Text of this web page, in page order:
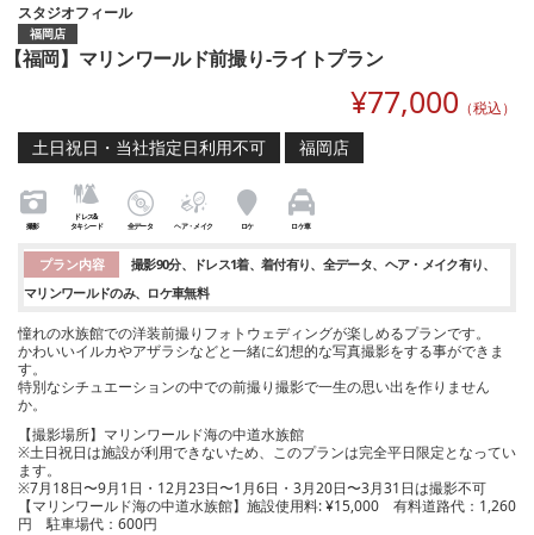
スタジオフィール
福岡店
【福岡】マリンワールド前撮り-ライトプラン
¥77,000 （税込）
土日祝日・当社指定日利用不可 福岡店
撮影
ドレス&
タキシード
全データ ヘア・メイク ロケ ロケ車
プラン内容 撮影90分 ドレス1着 着付有り 全データ
ヘア・メイク有り
マリンワールドのみ
ロケ車無料
憧れの水族館での洋装前撮りフォトウェディングが楽しめるプランです。
かわいいイルカやアザラシなどと一緒に幻想的な写真撮影をする事ができま
す。
特別なシチュエーションの中での前撮り撮影で一生の思い出を作りません
か。
【撮影場所】マリンワールド海の中道水族館
※土日祝日は施設が利用できないため、このプランは完全平日限定となってい
ます。
※7月18日〜9月1日・12月23日〜1月6日・3月20日〜3月31日は撮影不可
【マリンワールド海の中道水族館】施設使用料: ¥15,000 有料道路代：1,260
円 駐車場代：600円